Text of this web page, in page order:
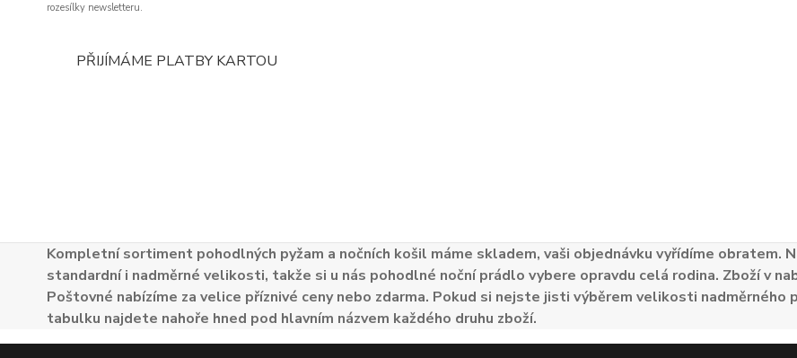
rozesílky newsletteru.
PŘIJÍMÁME PLATBY KARTOU
Kompletní sortiment pohodlných pyžam a nočních košil máme skladem, vaši objednávku vyřídíme obratem.
standardní i nadměrné velikosti, takže si u nás pohodlné noční prádlo vybere opravdu celá rodina. Zboží v
Poštovné nabízíme za velice příznivé ceny nebo zdarma. Pokud si nejste jisti výběrem velikosti nadměrného
tabulku najdete nahoře hned pod hlavním názvem každého druhu zboží.